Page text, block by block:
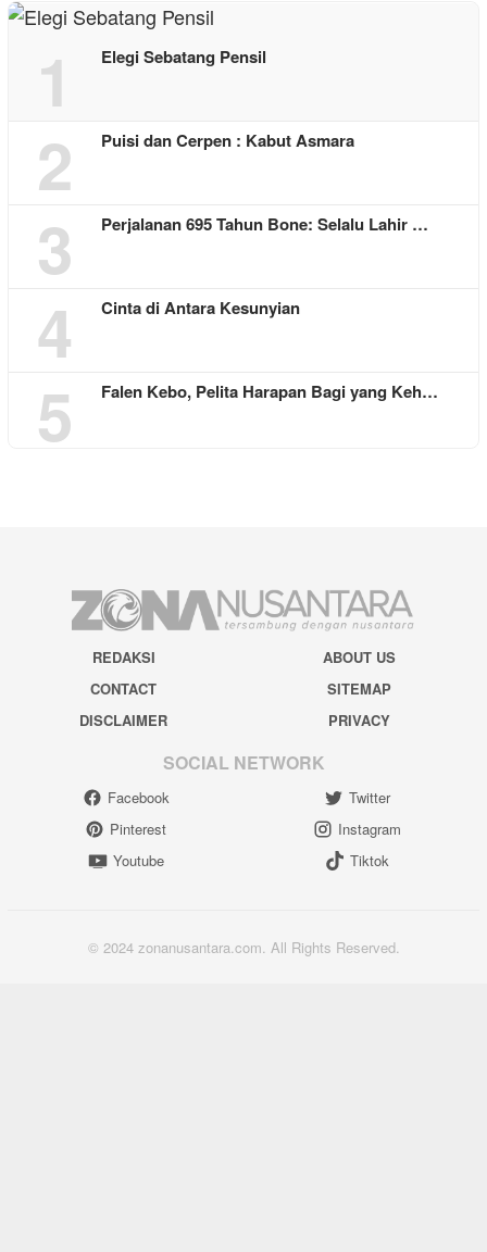
1 Elegi Sebatang Pensil
2 Puisi dan Cerpen : Kabut Asmara
3 Perjalanan 695 Tahun Bone: Selalu Lahir …
4 Cinta di Antara Kesunyian
5 Falen Kebo, Pelita Harapan Bagi yang Keh…
REDAKSI
ABOUT US
CONTACT
SITEMAP
DISCLAIMER
PRIVACY
SOCIAL NETWORK
Facebook
Twitter
Pinterest
Instagram
Youtube
Tiktok
© 2024 zonanusantara.com. All Rights Reserved.